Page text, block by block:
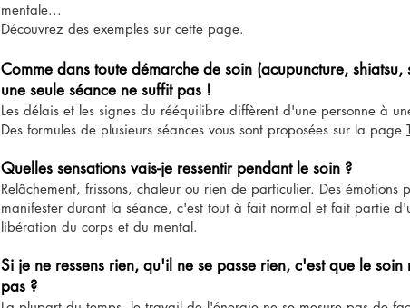
mentale...
Découvrez des exemples sur cette page.
Comme dans toute démarche de soin (acupuncture,
une seule séance ne suffit pas !
Les délais et les signes du rééquilibre diffèrent d'une personne à
Des formules de plusieurs séances vous sont proposées sur la page
Quelles sensations vais-je ressentir pendant le soin ?
Relâchement, frissons, chaleur ou rien de particulier. Des émotions
manifester durant la séance, c'est tout à fait normal et fait partie
libération du corps et du mental.
​Si je ne ressens rien, qu'il ne se passe rien, c'est que le soin
pas ?